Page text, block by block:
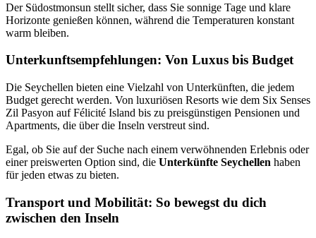
Der Südostmonsun stellt sicher, dass Sie sonnige Tage und klare
Horizonte genießen können, während die Temperaturen konstant
warm bleiben.
Unterkunftsempfehlungen: Von Luxus bis Budget
Die Seychellen bieten eine Vielzahl von Unterkünften, die jedem
Budget gerecht werden. Von luxuriösen Resorts wie dem Six Senses
Zil Pasyon auf Félicité Island bis zu preisgünstigen Pensionen und
Apartments, die über die Inseln verstreut sind.
Egal, ob Sie auf der Suche nach einem verwöhnenden Erlebnis oder
einer preiswerten Option sind, die Unterkünfte Seychellen haben
für jeden etwas zu bieten.
Transport und Mobilität: So bewegst du dich
zwischen den Inseln